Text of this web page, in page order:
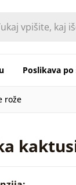
Poslikava
rože